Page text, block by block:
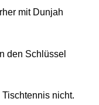
mit Dunjah
den Schlüssel
Tischtennis nicht.